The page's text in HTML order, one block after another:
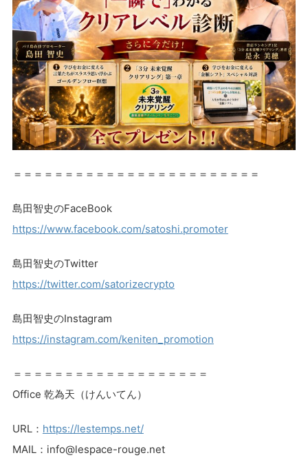
＝＝＝＝＝＝＝＝＝＝＝＝＝＝＝＝＝＝＝＝＝＝＝＝
島田智史のFaceBook
https://www.facebook.com/satoshi.promoter
島田智史のTwitter
https://twitter.com/satorizecrypto
島田智史のInstagram
https://instagram.com/keniten_promotion
＝＝＝＝＝＝＝＝＝＝＝＝＝＝＝＝＝＝＝
Office 乾為天（けんいてん）
URL： https://lestemps.net/
MAIL：info@lespace-rouge.net